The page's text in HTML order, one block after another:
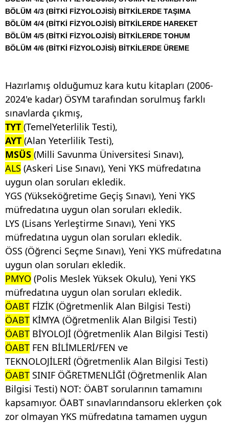
BÖLÜM 4/3 (BİTKİ FİZYOLOJİSİ) BİTKİLERDE TAŞIMA
BÖLÜM 4/4 (BİTKİ FİZYOLOJİSİ) BİTKİLERDE HAREKET
BÖLÜM 4/5 (BİTKİ FİZYOLOJİSİ) BİTKİLERDE TOHUM
BÖLÜM 4/6 (BİTKİ FİZYOLOJİSİ) BİTKİLERDE ÜREME
Hazırlamış olduğumuz kara kutu kitapları (2006-
2024'e kadar) ÖSYM tarafından sorulmuş farklı
sınavlarda çıkmış,
TYT (TemelYeterlilik Testi),
AYT (Alan Yeterlilik Testi),
MSÜS (Milli Savunma Üniversitesi Sınavı),
ALS (Askeri Lise Sınavı), Yeni YKS müfredatına
uygun olan soruları ekledik.
YGS (Yükseköğretime Geçiş Sınavı), Yeni YKS
müfredatına uygun olan soruları ekledik.
LYS (Lisans Yerleştirme Sınavı), Yeni YKS
müfredatına uygun olan soruları ekledik.
ÖSS (Öğrenci Seçme Sınavı), Yeni YKS müfredatına
uygun olan soruları ekledik.
PMYO (Polis Meslek Yüksek Okulu), Yeni YKS
müfredatına uygun olan soruları ekledik.
ÖABT FİZİK (Öğretmenlik Alan Bilgisi Testi)
ÖABT KİMYA (Öğretmenlik Alan Bilgisi Testi)
ÖABT BİYOLOJİ (Öğretmenlik Alan Bilgisi Testi)
ÖABT FEN BİLİMLERİ/FEN ve
TEKNOLOJİLERİ (Öğretmenlik Alan Bilgisi Testi)
ÖABT SINIF ÖĞRETMENLİĞİ (Öğretmenlik Alan
Bilgisi Testi) NOT: ÖABT sorularının tamamını
kapsamıyor. ÖABT sınavlarındansoru eklerken çok
zor olmayan YKS müfredatına tamamen uygun